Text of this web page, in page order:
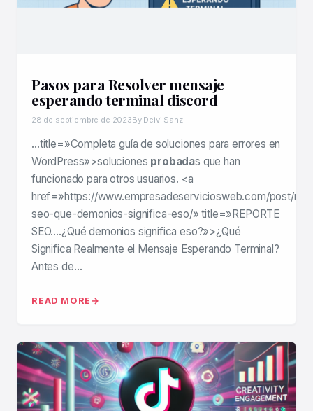
Pasos para Resolver mensaje
esperando terminal discord
28 de septiembre de 2023By Deivi Sanz
…title=»Completa guía de soluciones para errores en
WordPress»>soluciones probadas que han
funcionado para otros usuarios. <a
href=»https://www.empresadeserviciosweb.com/post/
seo-que-demonios-significa-eso/» title=»REPORTE
SEO….¿Qué demonios significa eso?»>¿Qué
Significa Realmente el Mensaje Esperando Terminal?
Antes de…
READ MORE